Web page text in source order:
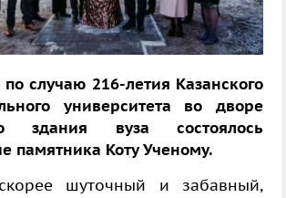
по случаю 216-летия Казанского
университета во дворе
здания вуза состоялось
памятника Коту Ученому.
шуточный и забавный,